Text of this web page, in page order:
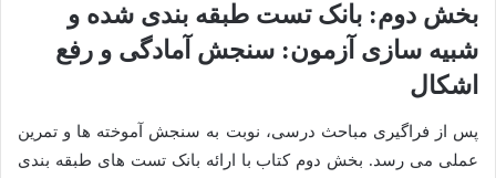
بخش دوم: بانک تست طبقه بندی شده و
شبیه سازی آزمون: سنجش آمادگی و رفع
اشکال
پس از فراگیری مباحث درسی، نوبت به سنجش آموخته ها و تمرین
عملی می رسد. بخش دوم کتاب با ارائه بانک تست های طبقه بندی